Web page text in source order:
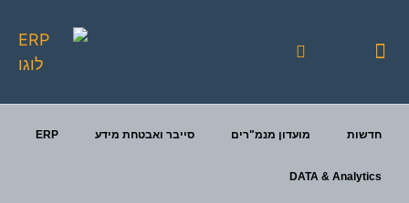
חדשות מועדון מנמ"רים סייבר ואבטחת מידע ERP
DATA & Analytics